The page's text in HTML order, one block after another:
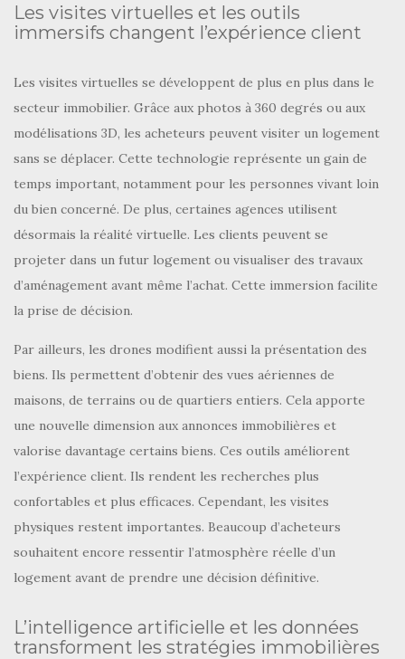
Les visites virtuelles et les outils
immersifs changent l’expérience client
Les visites virtuelles se développent de plus en plus dans le
secteur immobilier. Grâce aux photos à 360 degrés ou aux
modélisations 3D, les acheteurs peuvent visiter un logement
sans se déplacer. Cette technologie représente un gain de
temps important, notamment pour les personnes vivant loin
du bien concerné. De plus, certaines agences utilisent
désormais la réalité virtuelle. Les clients peuvent se
projeter dans un futur logement ou visualiser des travaux
d’aménagement avant même l’achat. Cette immersion facilite
la prise de décision.
Par ailleurs, les drones modifient aussi la présentation des
biens. Ils permettent d’obtenir des vues aériennes de
maisons, de terrains ou de quartiers entiers. Cela apporte
une nouvelle dimension aux annonces immobilières et
valorise davantage certains biens. Ces outils améliorent
l’expérience client. Ils rendent les recherches plus
confortables et plus efficaces. Cependant, les visites
physiques restent importantes. Beaucoup d’acheteurs
souhaitent encore ressentir l’atmosphère réelle d’un
logement avant de prendre une décision définitive.
L’intelligence artificielle et les données
transforment les stratégies immobilières